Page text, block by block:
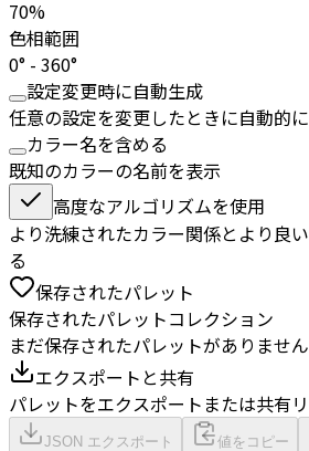
70%
色相範囲
0° - 360°
設定変更時に自動生成
任意の設定を変更したときに自動的
カラー名を含める
既知のカラーの名前を表示
高度なアルゴリズムを使用
より洗練されたカラー関係とより良
る
保存されたパレット
保存されたパレットコレクション
まだ保存されたパレットがありません
エクスポートと共有
パレットをエクスポートまたは共有
JSON エクスポート 値をコピー